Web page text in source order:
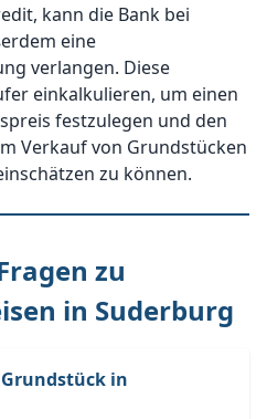
kann die Bank bei
eine
verlangen. Diese
einkalkulieren, um einen
festzulegen und den
Verkauf von Grundstücken
zu können.
zu
in Suderburg
in